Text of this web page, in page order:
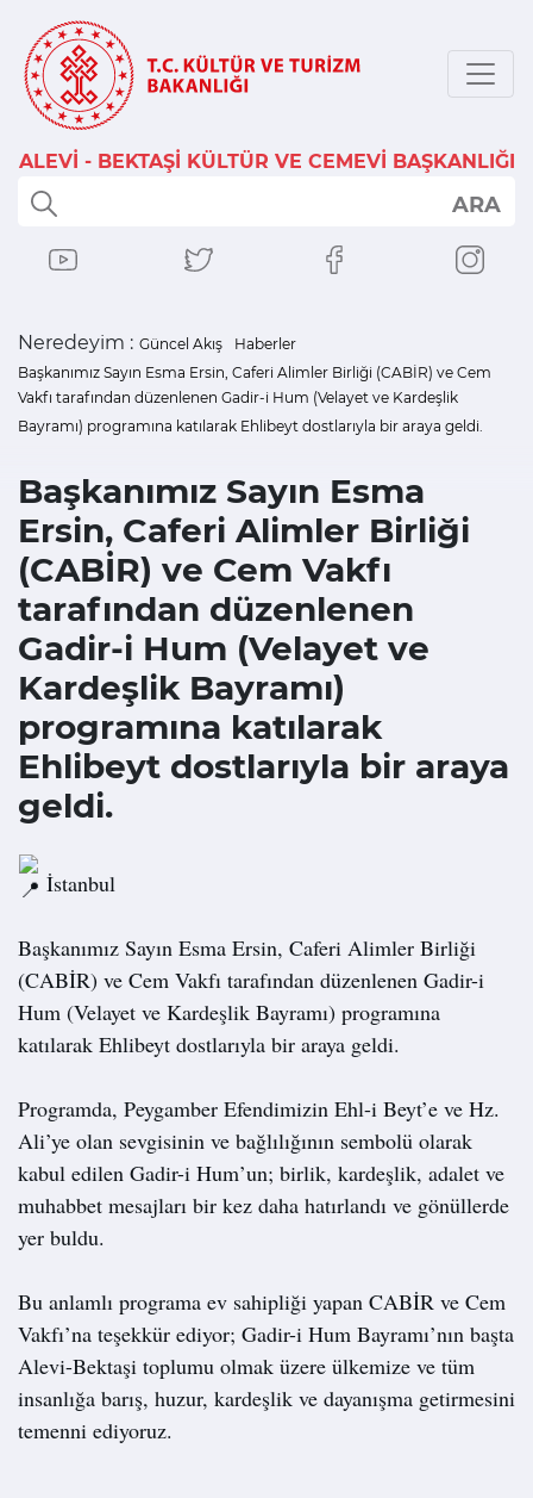
ALEVİ - BEKTAŞİ KÜLTÜR VE CEMEVİ BAŞKANLIĞI
ARA
Neredeyim : Güncel Akış
Haberler
Başkanımız Sayın Esma Ersin, Caferi Alimler Birliği (CABİR) ve Cem
Vakfı tarafından düzenlenen Gadir-i Hum (Velayet ve Kardeşlik
Bayramı) programına katılarak Ehlibeyt dostlarıyla bir araya geldi.
Başkanımız Sayın Esma
Ersin, Caferi Alimler Birliği
(CABİR) ve Cem Vakfı
tarafından düzenlenen
Gadir-i Hum (Velayet ve
Kardeşlik Bayramı)
programına katılarak
Ehlibeyt dostlarıyla bir araya
geldi.
İstanbul
Başkanımız Sayın Esma Ersin, Caferi Alimler Birliği
(CABİR) ve Cem Vakfı tarafından düzenlenen Gadir-i
Hum (Velayet ve Kardeşlik Bayramı) programına
katılarak Ehlibeyt dostlarıyla bir araya geldi.
Programda, Peygamber Efendimizin Ehl-i Beyt’e ve Hz.
Ali’ye olan sevgisinin ve bağlılığının sembolü olarak
kabul edilen Gadir-i Hum’un; birlik, kardeşlik, adalet ve
muhabbet mesajları bir kez daha hatırlandı ve gönüllerde
yer buldu.
Bu anlamlı programa ev sahipliği yapan CABİR ve Cem
Vakfı’na teşekkür ediyor; Gadir-i Hum Bayramı’nın başta
Alevi-Bektaşi toplumu olmak üzere ülkemize ve tüm
insanlığa barış, huzur, kardeşlik ve dayanışma getirmesini
temenni ediyoruz.